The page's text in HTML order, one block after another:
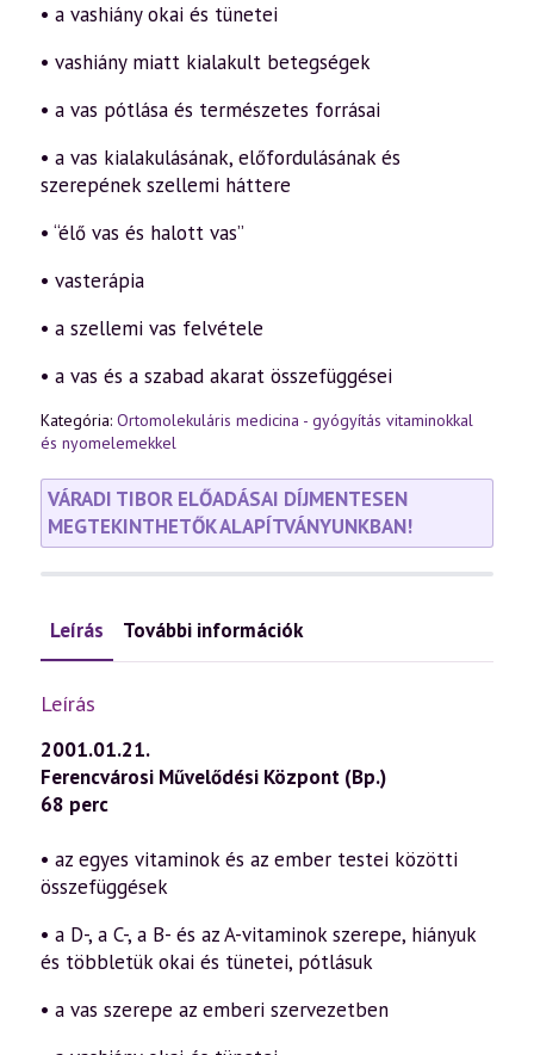
• a vashiány okai és tünetei
• vashiány miatt kialakult betegségek
• a vas pótlása és természetes forrásai
• a vas kialakulásának, előfordulásának és
szerepének szellemi háttere
• “élő vas és halott vas”
• vasterápia
• a szellemi vas felvétele
• a vas és a szabad akarat összefüggései
Kategória: Ortomolekuláris medicina - gyógyítás vitaminokkal
és nyomelemekkel
VÁRADI TIBOR ELŐADÁSAI DÍJMENTESEN
MEGTEKINTHETŐK ALAPÍTVÁNYUNKBAN!
Leírás További információk
Leírás
2001.01.21.
Ferencvárosi Művelődési Központ (Bp.)
68 perc
• az egyes vitaminok és az ember testei közötti
összefüggések
• a D-, a C-, a B- és az A-vitaminok szerepe, hiányuk
és többletük okai és tünetei, pótlásuk
• a vas szerepe az emberi szervezetben